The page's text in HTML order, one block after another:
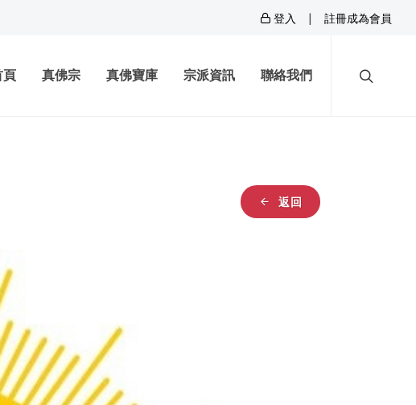
登入 | 註冊成為會員
頁 真佛宗 真佛寶庫 宗派資訊 聯絡我們
返回